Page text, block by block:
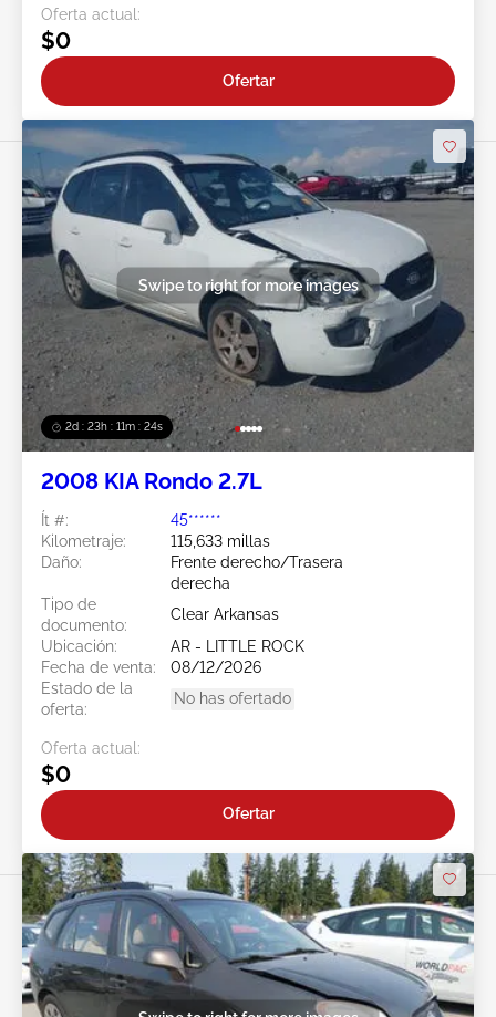
Oferta actual:
$0
Ofertar
2d : 23h : 11m : 21s
Swipe to right for more images
2008 KIA Rondo 2.7L
Ít #:
45******
Kilometraje:
115,633 millas
Daño:
Frente derecho/Trasera
derecha
Tipo de
documento:
Clear Arkansas
Ubicación:
AR - LITTLE ROCK
Fecha de venta:
08/12/2026
Estado de la
oferta:
No has ofertado
Oferta actual:
$0
Ofertar